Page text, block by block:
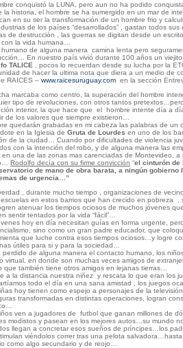
conquistó la LUNA, pero aun no ha podido
la historia, el hombre se ha sumergido en un mar de
en su ser la transformación de un hombre frio y
de los países “desarrollados” , gastan todos sus
de destrucción , las guerras se digitan desde un
la vida humana…
humano de alguna manera camina lenta pero
En nuestro país vivió durante 100 años un
TALICE , pocos lo recuerdan desde su lucha por la
de hacer la ultima nota que diera a un medio de
RAICES – www.raicesuruguay.com en la sección
marcaba como centro, la superación del hombre
tipo de revoluciones, con otros tantos
interior, la que hace que el hombre intente día a
de los valores que siempre existieron…
quedarán grabadas en mi cabeza las palabras de un
en la Iglesia de Gruta de Lourdes en uno de los
de la ciudad… Cuando por dificultades de violencia
con la intención del robo, y de alguna manera las
en una de las zonas mas carenciadas de Montevideo, a
Rodolfo decía con su firme convicción “el cinturón de
de mano de obra barata, a ningún gobierno
de urgencia…”
, durante mucho tiempo , organizaciones de
escuelas en estos barrios que han crecido en pobreza
atenuar los tiempos ociosos de muchos jóvenes
sentir tentados por la vida “fácil”…
hoy en día necesitan guías en forma urgente,
sino como un gran padre educador, que
que luche contra esos tiempos ociosos…y logre
útiles para si y para la sociedad…
perdido de alguna manera el contacto humano, los
virtual, en donde son muchas veces amigos de
que también tiene otros amigos en lejanas tierras…
a la distancia nuestra niñez y rescata lo que eran los
todo el día en una sana amistad , los juegos
hoy tienen como espejo a personajes de la
transformadas en distintas operaciones, logran
ven a jugadores de futbol que ganan millones de
modistos y pasean en los mejores autos…su mundo
llegan a concretar esos sueños de príncipes…los
viéndolos correr tras una pelota
como algo secundario y de reojo…